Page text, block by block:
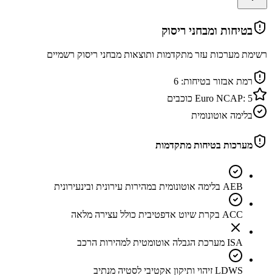
בטיחות ומבחני ריסוק
רשימת מערכות עזר מתקדמות ותוצאות מבחני ריסוק רשמיים
רמת אבזור בטיחות: 6
Euro NCAP: 5
כוכבים
בלימה אוטונומית
מערכות בטיחות מתקדמות
AEB בלימה אוטונומית במהירות עירונית ובינעירונית
ACC בקרת שיוט אדפטיבית כולל עצירה מלאה
ISA מערכת הגבלה אוטומטית למהירות הרכב
LDWS זיהוי ותיקון אקטיבי לסטיה מנתיב